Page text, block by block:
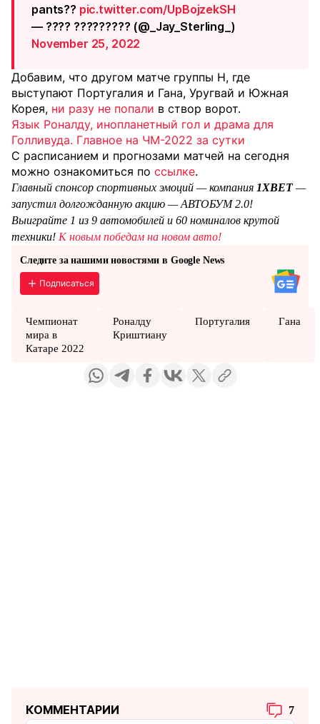
pants?? pic.twitter.com/UpBojzekSH
— ???? ????????? (@_Jay_Sterling_)
November 25, 2022
Добавим, что другом матче группы Н, где
выступают Португалия и Гана, Уругвай и Южная
Корея, ни разу не попали в створ ворот.
Язык Роналду, инопланетный гол и драма для
Голливуда. Главное на ЧМ-2022 за сутки
С расписанием и прогнозами матчей на сегодня
можно ознакомиться по ссылке.
Главный спонсор спортивных эмоций — компания 1XBET—
запустил долгожданную акцию — АВТОБУМ 2.0!
Выиграйте 1 из 9 автомобилей и 60 номиналов крутой
техники! К новым победам на новом авто!
Следите за нашими новостями в Google News
Подписаться
Чемпионат
мира в
Катаре 2022
Роналду
Криштиану
Португалия Гана
КОММЕНТАРИИ 7